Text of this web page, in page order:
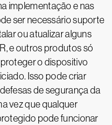
implementação e nas
ser necessário suporte
ou atualizar alguns
e outros produtos só
o dispositivo
Isso pode criar
de segurança da
vez que qualquer
pode funcionar